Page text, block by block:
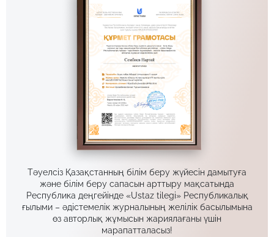
Тәуелсіз Қазақстанның білім беру жүйесін дамытуға
және білім беру сапасын арттыру мақсатында
Республика деңгейінде «Ustaz tilegi» Республикалық
ғылыми – әдістемелік журналының желілік басылымына
өз авторлық жұмысын жариялағаны үшін
марапатталасыз!